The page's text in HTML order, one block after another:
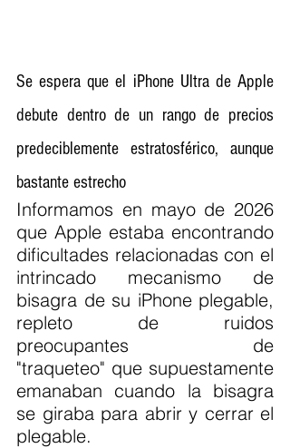
Se espera que el iPhone Ultra de Apple
debute dentro de un rango de precios
predeciblemente estratosférico, aunque
bastante estrecho
Informamos en mayo de 2026
que Apple estaba encontrando
dificultades relacionadas con el
intrincado mecanismo de
bisagra de su iPhone plegable,
repleto de ruidos
preocupantes de
"traqueteo" que supuestamente
emanaban cuando la bisagra
se giraba para abrir y cerrar el
plegable.